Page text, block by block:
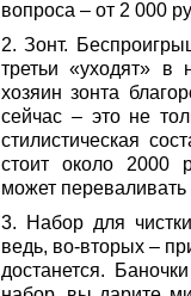
вопроса – от 2 000
2. Зонт.
третьи «уходят» в
хозяин зонта
сейчас – это не
стилистическая
стоит около 2000
может переваливать
3. Набор для
ведь, во-вторых –
достанется.